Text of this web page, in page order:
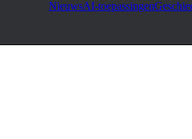
NieuwsAI-toepassingen